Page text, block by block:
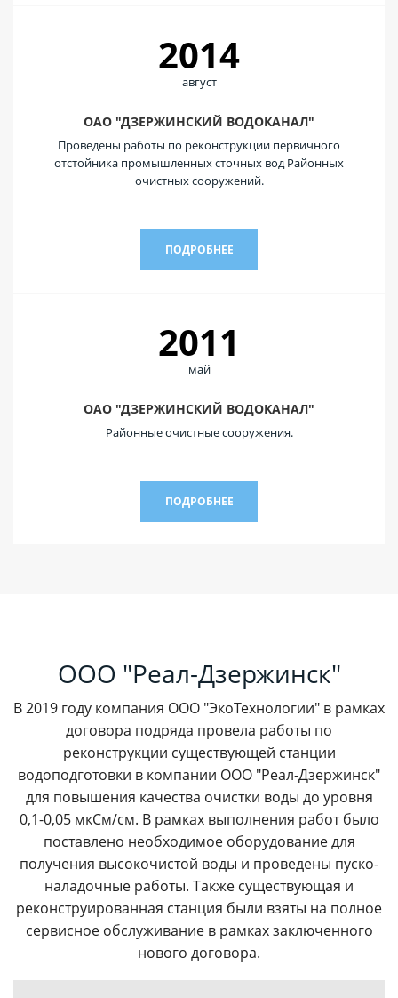
2014
август
ОАО "ДЗЕРЖИНСКИЙ ВОДОКАНАЛ"
Проведены работы по реконструкции первичного
отстойника промышленных сточных вод Районных
очистных сооружений.
ПОДРОБНЕЕ
2011
май
ОАО "ДЗЕРЖИНСКИЙ ВОДОКАНАЛ"
Районные очистные сооружения.
ПОДРОБНЕЕ
ООО "Реал-Дзержинск"
В 2019 году компания ООО "ЭкоТехнологии" в рамках
договора подряда провела работы по
реконструкции существующей станции
водоподготовки в компании ООО "Реал-Дзержинск"
для повышения качества очистки воды до уровня
0,1-0,05 мкСм/см. В рамках выполнения работ было
поставлено необходимое оборудование для
получения высокочистой воды и проведены пуско-
наладочные работы. Также существующая и
реконструированная станция были взяты на полное
сервисное обслуживание в рамках заключенного
нового договора.